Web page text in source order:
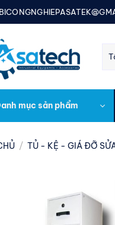
mục sản phẩm
/ TỦ - KỆ - GIÁ ĐỠ